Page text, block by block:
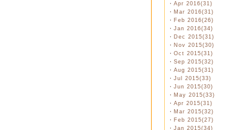
・ Apr 2016(31)
・ Mar 2016(31)
・ Feb 2016(26)
・ Jan 2016(34)
・ Dec 2015(31)
・ Nov 2015(30)
・ Oct 2015(31)
・ Sep 2015(32)
・ Aug 2015(31)
・ Jul 2015(33)
・ Jun 2015(30)
・ May 2015(33)
・ Apr 2015(31)
・ Mar 2015(32)
・ Feb 2015(27)
・ Jan 2015(34)